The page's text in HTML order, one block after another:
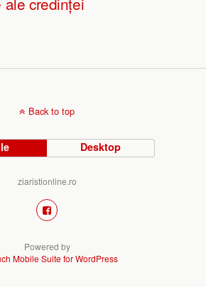
Back to top
Desktop
ziaristionline.ro
Powered by
Mobile Suite for WordPress